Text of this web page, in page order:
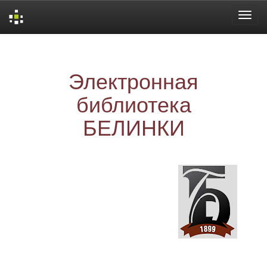
Электронная
библиотека
БЕЛИНКИ